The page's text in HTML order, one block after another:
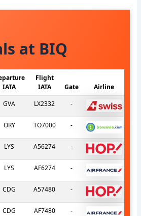
at BIQ
IATA
Flight
IATA
Gate
Airline
GVA LX2332 -
ORY TO7000 -
LYS A56274 -
LYS AF6274 -
CDG A57480 -
CDG AF7480 -